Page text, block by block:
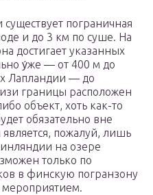
пограничная
и до 3 км по суше. На
достигает указанных
у́же — от 400 м до
Лапландии — до
границы расположен
объект, хоть как-то
обязательно вне
пожалуй, лишь
на озере
только по
в финскую погранзону